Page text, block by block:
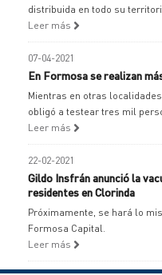
distribuida en todo su
Leer más
07-04-2021
En Formosa se realizan
Mientras en otras
obligó a testear tres mil
Leer más
22-02-2021
Gildo Insfrán anunció la
residentes en Clorinda
Próximamente, se hará lo
Formosa Capital.
Leer más